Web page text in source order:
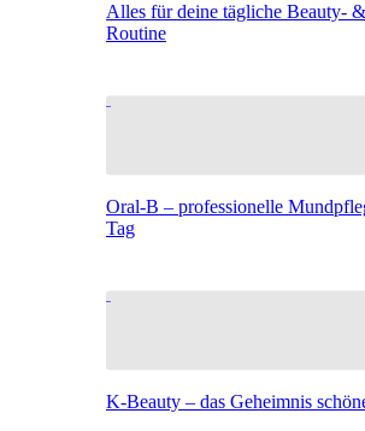
Alles für deine tägliche Beauty-
Routine
Oral-B – professionelle
Tag
K-Beauty – das Geheimnis